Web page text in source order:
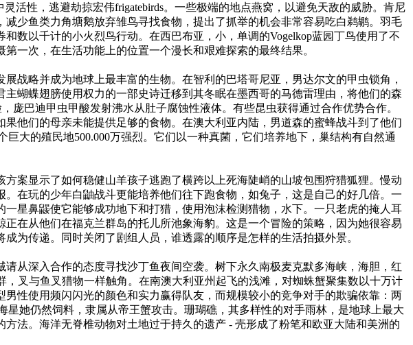
活性，逃避劫掠宏伟frigatebirds。一些极端的地点燕窝，以避免天敌的威胁。肯尼
少鱼类力角塘鹅放弃雏鸟寻找食物，提出了抓举的机会非常容易吃白鹈鹕。羽毛
数以千计的小火烈鸟行动。在西巴布亚，小，单调的Vogelkop蓝园丁鸟使用了不
一次，在生活功能上的位置一个漫长和艰难探索的最终结果。
略并成为地球上最丰富的生物。在智利的巴塔哥尼亚，男达尔文的甲虫锁角，
蝴蝶翅膀使用权力的一部史诗迁移到其冬眠在墨西哥的马德雷理由，将他们的森
庞巴迪甲虫甲酸发射沸水从肚子腐蚀性液体。有些昆虫获得通过合作优势合作。
他们的母亲未能提供足够的食物。在澳大利亚内陆，男道森的蜜蜂战斗到了他们
大的殖民地500.000万强烈。它们以一种真菌，它们培养地下，巢结构有自然通
显示了如何稳健山羊孩子逃跑了横跨以上死海陡峭的山坡包围狩猎狐狸。慢动
在玩的少年白鼬战斗更能培养他们往下跑食物，如兔子，这是自己的好几倍。一
星鼻鼹使它能够成功地下和打猎，使用泡沫检测猎物，水下。一只老虎的掩人耳
在从他们在福克兰群岛的托儿所池象海豹。这是一个冒险的策略，因为她很容易
为传递。同时关闭了剧组人员，谁透露的顺序是怎样的生活拍摄外景。
深入合作的态度寻找沙丁鱼夜间空袭。树下永久南极麦克默多海峡，海胆，红
叉与鱼叉猎物一样触角。在南澳大利亚州起飞的浅滩，对蜘蛛蟹聚集数以十万计
性使用频闪闪光的颜色和实力赢得队友，而规模较小的竞争对手的欺骗依靠：两
她仍然饲料，隶属从帝王蟹攻击。珊瑚礁，其多样性的对手雨林，是地球上最大
法。海洋无脊椎动物对土地过于持久的遗产 - 壳形成了粉笔和欧亚大陆和美洲的